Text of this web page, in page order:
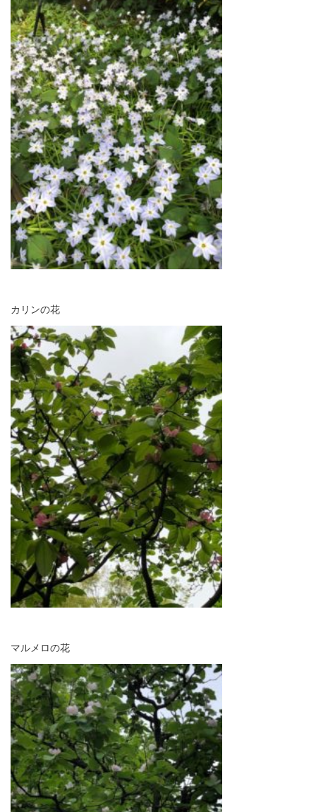
カリンの花
マルメロの花